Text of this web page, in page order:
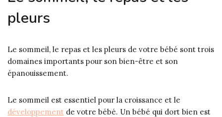
pleurs
Le sommeil, le repas et les pleurs de votre bébé sont trois
domaines importants pour son bien-être et son
épanouissement.
Le sommeil est essentiel pour la croissance et le
développement de votre bébé. Un bébé qui dort bien est